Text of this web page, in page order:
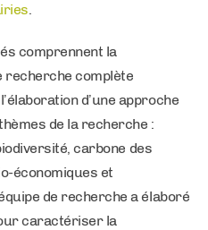
.
comprennent la
recherche complète
d’une approche
de la recherche :
carbone des
économiques et
de recherche a élaboré
caractériser la